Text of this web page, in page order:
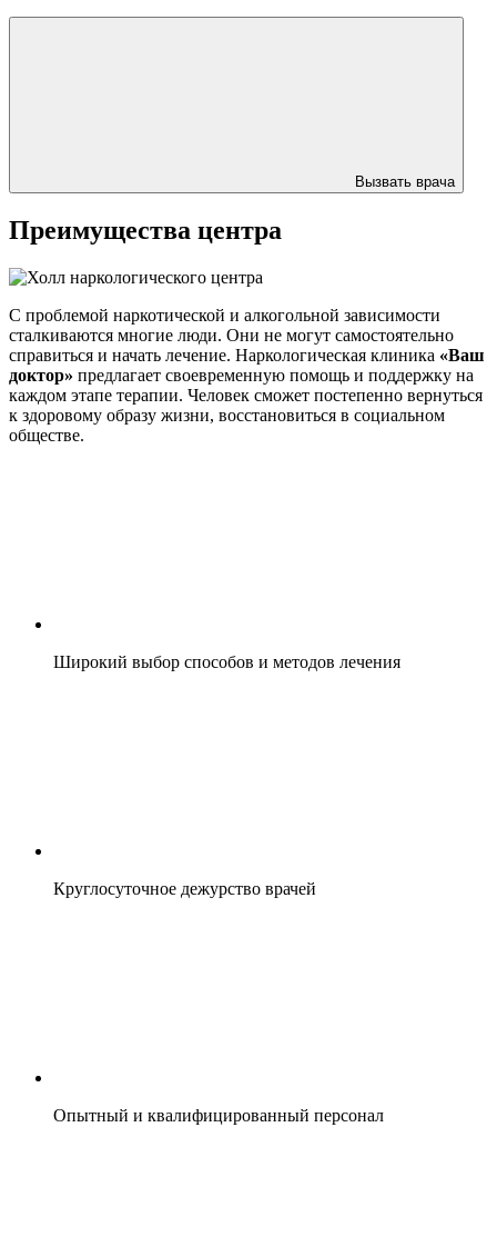
Вызвать врача
Преимущества центра
С проблемой наркотической и алкогольной зависимости
сталкиваются многие люди. Они не могут самостоятельно
справиться и начать лечение. Наркологическая клиника «Ваш
доктор» предлагает своевременную помощь и поддержку на
каждом этапе терапии. Человек сможет постепенно вернуться
к здоровому образу жизни, восстановиться в социальном
обществе.
Широкий выбор способов и методов лечения
Круглосуточное дежурство врачей
Опытный и квалифицированный персонал